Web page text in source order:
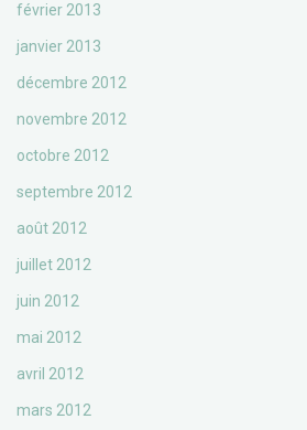
février 2013
janvier 2013
décembre 2012
novembre 2012
octobre 2012
septembre 2012
août 2012
juillet 2012
juin 2012
mai 2012
avril 2012
mars 2012